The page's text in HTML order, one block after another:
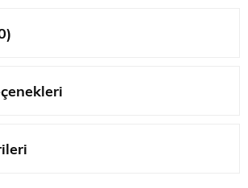
OZEL URETIM